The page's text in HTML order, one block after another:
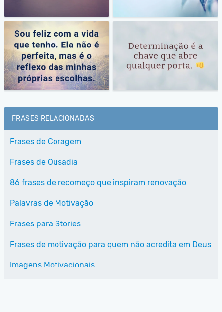
FRASES RELACIONADAS
Frases de Coragem
Frases de Ousadia
86 frases de recomeço que inspiram renovação
Palavras de Motivação
Frases para Stories
Frases de motivação para quem não acredita em Deus
Imagens Motivacionais